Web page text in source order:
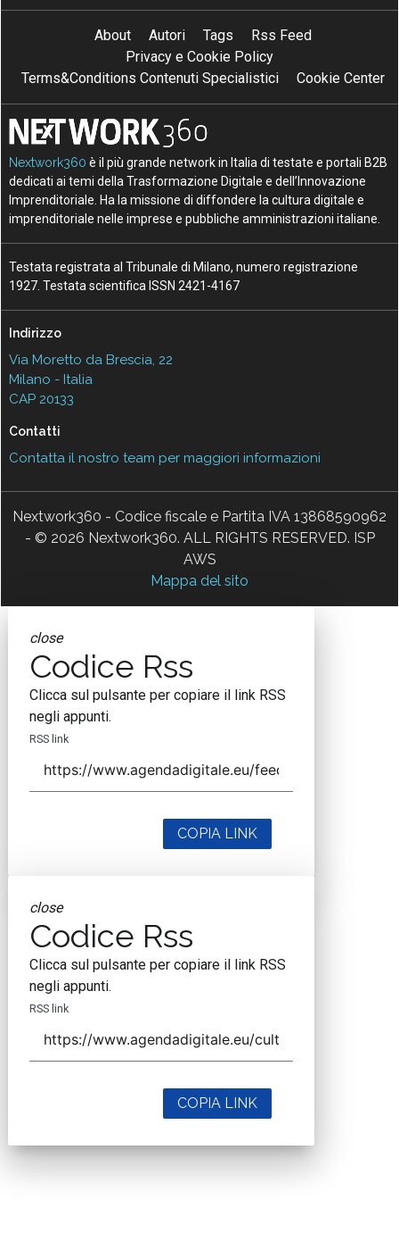
About Autori Tags
Rss Feed
Privacy e Cookie Policy
Terms&Conditions Contenuti Specialistici
Cookie Center
Nextwork360 è il più grande network in Italia di testate e portali B2B
dedicati ai temi della Trasformazione Digitale e dell’Innovazione
Imprenditoriale. Ha la missione di diffondere la cultura digitale e
imprenditoriale nelle imprese e pubbliche amministrazioni italiane.
Testata registrata al Tribunale di Milano, numero registrazione
1927. Testata scientifica ISSN 2421-4167
Indirizzo
Via Moretto da Brescia, 22
Milano - Italia
CAP 20133
Contatti
Contatta il nostro team per maggiori informazioni
Nextwork360 - Codice fiscale e Partita IVA 13868590962
- © 2026 Nextwork360. ALL RIGHTS RESERVED. ISP
AWS
Mappa del sito
close
Codice Rss
Clicca sul pulsante per copiare il link RSS
negli appunti.
RSS link
COPIA LINK
close
Codice Rss
Clicca sul pulsante per copiare il link RSS
negli appunti.
RSS link
COPIA LINK